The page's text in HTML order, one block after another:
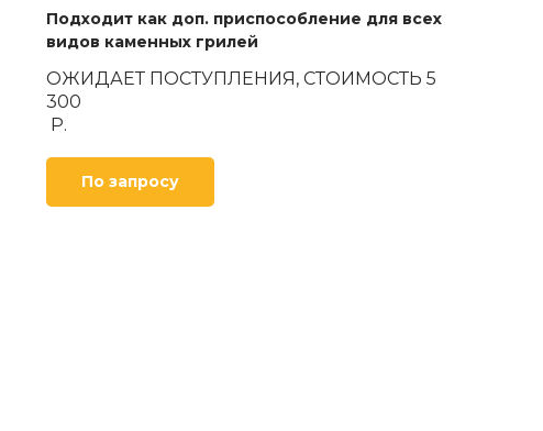
Подходит как доп. приспособление для всех
видов каменных грилей
ОЖИДАЕТ ПОСТУПЛЕНИЯ, СТОИМОСТЬ 5
300
Р.
По запросу